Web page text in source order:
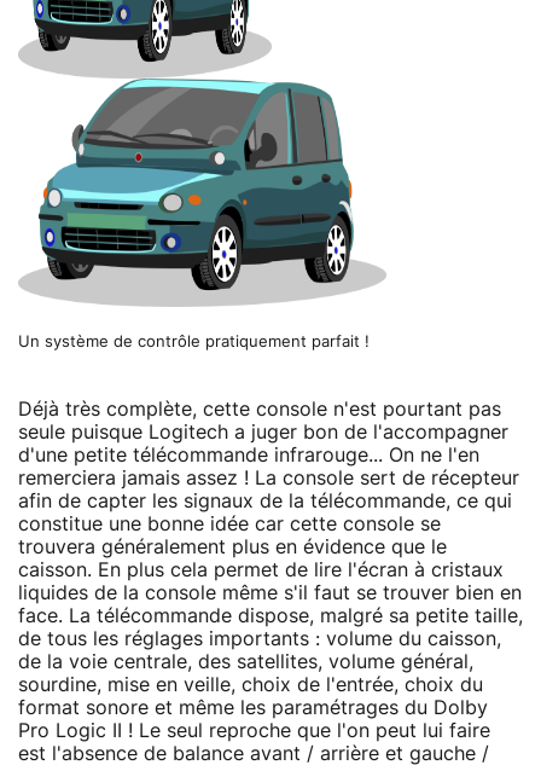
Un système de contrôle pratiquement parfait !
Déjà très complète, cette console n'est pourtant pas
seule puisque Logitech a juger bon de l'accompagner
d'une petite télécommande infrarouge... On ne l'en
remerciera jamais assez ! La console sert de récepteur
afin de capter les signaux de la télécommande, ce qui
constitue une bonne idée car cette console se
trouvera généralement plus en évidence que le
caisson. En plus cela permet de lire l'écran à cristaux
liquides de la console même s'il faut se trouver bien en
face. La télécommande dispose, malgré sa petite taille,
de tous les réglages importants : volume du caisson,
de la voie centrale, des satellites, volume général,
sourdine, mise en veille, choix de l'entrée, choix du
format sonore et même les paramétrages du Dolby
Pro Logic II ! Le seul reproche que l'on peut lui faire
est l'absence de balance avant / arrière et gauche /